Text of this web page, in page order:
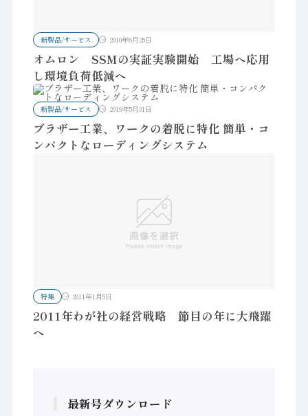
新製品/サービス 2010年8月25日
オムロン SSMの実証実験開始 工場へ応用
し環境負荷低減へ
新製品/サービス 2019年5月31日
ブラザー工業、ワークの着脱に特化 簡単・コ
ンパクトなローディングシステム
特集 2011年1月5日
2011年わが社の経営戦略 節目の年に大飛躍
へ
最新号ダウンロード